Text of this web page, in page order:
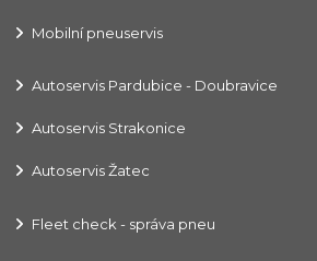
Mobilní pneuservis
Autoservis Pardubice - Doubravice
Autoservis Strakonice
Autoservis Žatec
Fleet check - správa pneu